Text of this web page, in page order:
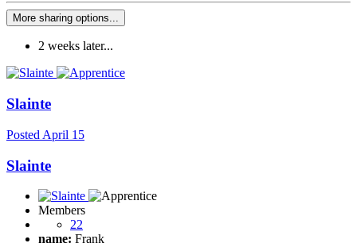
More sharing options...
2 weeks later...
Slainte
Posted April 15
Slainte
Members
22
name: Frank